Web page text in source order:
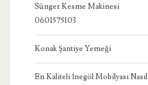
Sünger Kesme Makinesi
0601575103
Konak Şantiye Yemeği
En Kaliteli İnegöl Mobilyası Nasıl